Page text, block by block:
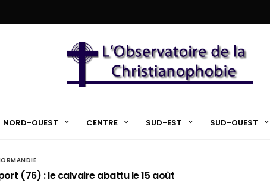
NORD-OUEST CENTRE SUD-EST SUD-OUEST
(76) : le calvaire abattu le 15 août